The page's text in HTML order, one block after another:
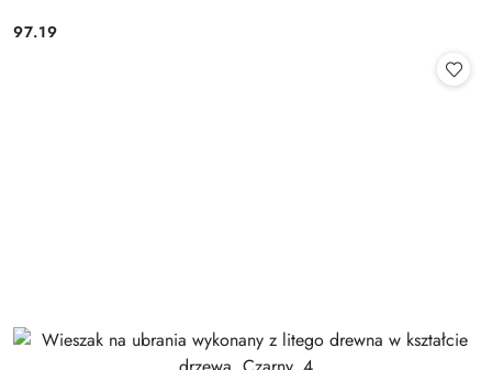
Cena:
97.19